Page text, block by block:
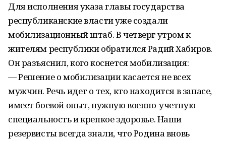
Для исполнения указа главы государства
республиканские власти уже создали
мобилизационный штаб. В четверг утром к
жителям республики обратился Радий Хабиров.
Он разъяснил, кого коснется мобилизация:
— Решение о мобилизации касается не всех
мужчин. Речь идет о тех, кто находится в запасе,
имеет боевой опыт, нужную военно-учетную
специальность и крепкое здоровье. Наши
резервисты всегда знали, что Родина вновь